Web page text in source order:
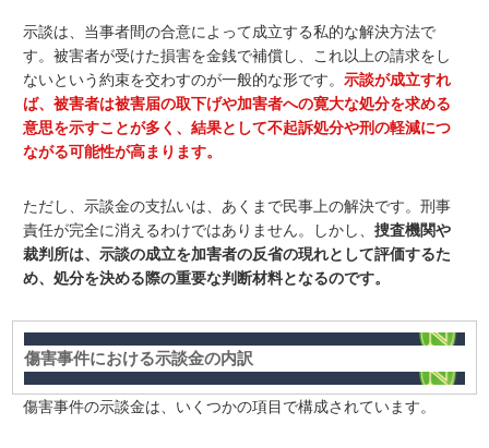
示談は、当事者間の合意によって成立する私的な解決方法で
す。被害者が受けた損害を金銭で補償し、これ以上の請求をし
ないという約束を交わすのが一般的な形です。示談が成立すれ
ば、被害者は被害届の取下げや加害者への寛大な処分を求める
意思を示すことが多く、結果として不起訴処分や刑の軽減につ
ながる可能性が高まります。
ただし、示談金の支払いは、あくまで民事上の解決です。刑事
責任が完全に消えるわけではありません。しかし、捜査機関や
裁判所は、示談の成立を加害者の反省の現れとして評価するた
め、処分を決める際の重要な判断材料となるのです。
傷害事件における示談金の内訳
傷害事件の示談金は、いくつかの項目で構成されています。